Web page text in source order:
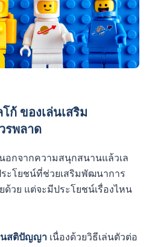
ก้ ของเล่นเสริม
รพลาด
อกจากความสนุกสนานแล้วเล
ะโยชน์ที่ช่วยเสริมพัฒนาการ
วย แต่จะมีประโยชน์เรื่องไหน
นสติปัญญา เนื่องด้วยวิธีเล่นตัวต่อ